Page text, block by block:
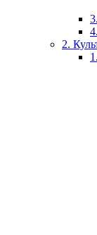
2.